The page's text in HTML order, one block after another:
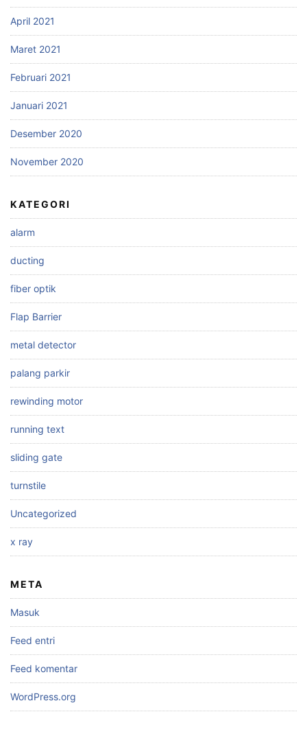
April 2021
Maret 2021
Februari 2021
Januari 2021
Desember 2020
November 2020
KATEGORI
alarm
ducting
fiber optik
Flap Barrier
metal detector
palang parkir
rewinding motor
running text
sliding gate
turnstile
Uncategorized
x ray
META
Masuk
Feed entri
Feed komentar
WordPress.org